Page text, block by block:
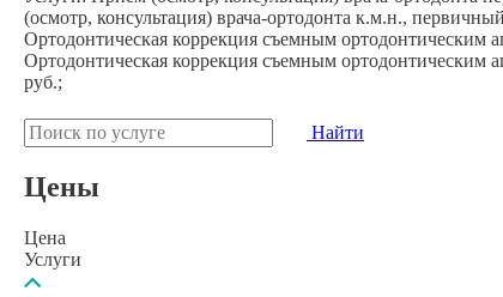
(осмотр, консультация) врача-ортодонта к.м.н.,
Ортодонтическая коррекция съемным ортодонтическим
Ортодонтическая коррекция съемным ортодонтическим
руб.;
Найти
Цены
Цена
Услуги